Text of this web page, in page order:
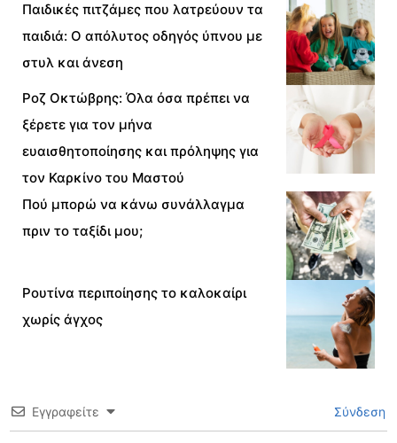
Παιδικές πιτζάμες που λατρεύουν τα
παιδιά: Ο απόλυτος οδηγός ύπνου με
στυλ και άνεση
Ροζ Οκτώβρης: Όλα όσα πρέπει να
ξέρετε για τον μήνα
ευαισθητοποίησης και πρόληψης για
τον Καρκίνο του Μαστού
Πού μπορώ να κάνω συνάλλαγμα
πριν το ταξίδι μου;
Ρουτίνα περιποίησης το καλοκαίρι
χωρίς άγχος
Εγγραφείτε Σύνδεση